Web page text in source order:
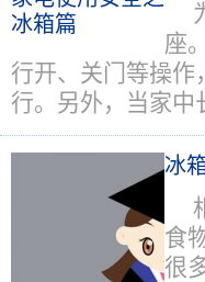
座
行开、关门等操作
行。另外，当家中
冰
食
很